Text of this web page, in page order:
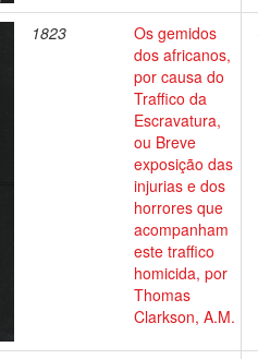
1823
Os gemidos
dos africanos,
por causa do
Traffico da
Escravatura,
ou Breve
exposição das
injurias e dos
horrores que
acompanham
este traffico
homicida, por
Thomas
Clarkson, A.M.